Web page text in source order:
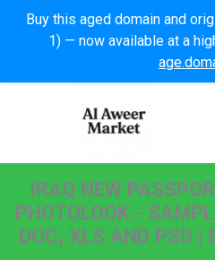
Buy this aged domain and
1) — now available at a
IRAQ NEW
PHOTOLOOK -
DOC, XLS AND PSD |